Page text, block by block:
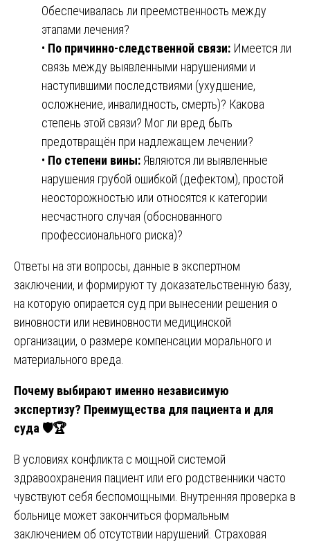
Обеспечивалась ли преемственность между
этапами лечения?
• По причинно-следственной связи: Имеется ли
связь между выявленными нарушениями и
наступившими последствиями (ухудшение,
осложнение, инвалидность, смерть)? Какова
степень этой связи? Мог ли вред быть
предотвращён при надлежащем лечении?
• По степени вины: Являются ли выявленные
нарушения грубой ошибкой (дефектом), простой
неосторожностью или относятся к категории
несчастного случая (обоснованного
профессионального риска)?
Ответы на эти вопросы, данные в экспертном
заключении, и формируют ту доказательственную базу,
на которую опирается суд при вынесении решения о
виновности или невиновности медицинской
организации, о размере компенсации морального и
материального вреда.
Почему выбирают именно независимую
экспертизу? Преимущества для пациента и для
суда 🛡🏆
В условиях конфликта с мощной системой
здравоохранения пациент или его родственники часто
чувствуют себя беспомощными. Внутренняя проверка в
больнице может закончиться формальным
заключением об отсутствии нарушений. Страховая